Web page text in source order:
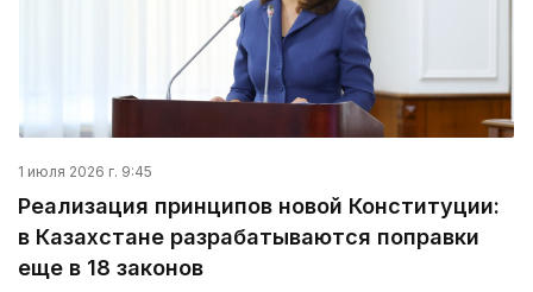
1 июля 2026 г. 9:45
Реализация принципов новой Конституции:
в Казахстане разрабатываются поправки
еще в 18 законов